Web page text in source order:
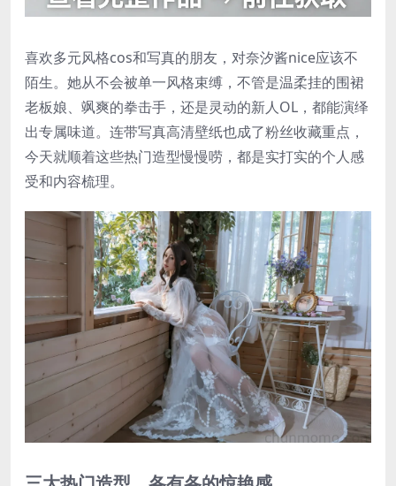
喜欢多元风格cos和写真的朋友，对奈汐酱nice应该不
陌生。她从不会被单一风格束缚，不管是温柔挂的围裙
老板娘、飒爽的拳击手，还是灵动的新人OL，都能演绎
出专属味道。连带写真高清壁纸也成了粉丝收藏重点，
今天就顺着这些热门造型慢慢唠，都是实打实的个人感
受和内容梳理。